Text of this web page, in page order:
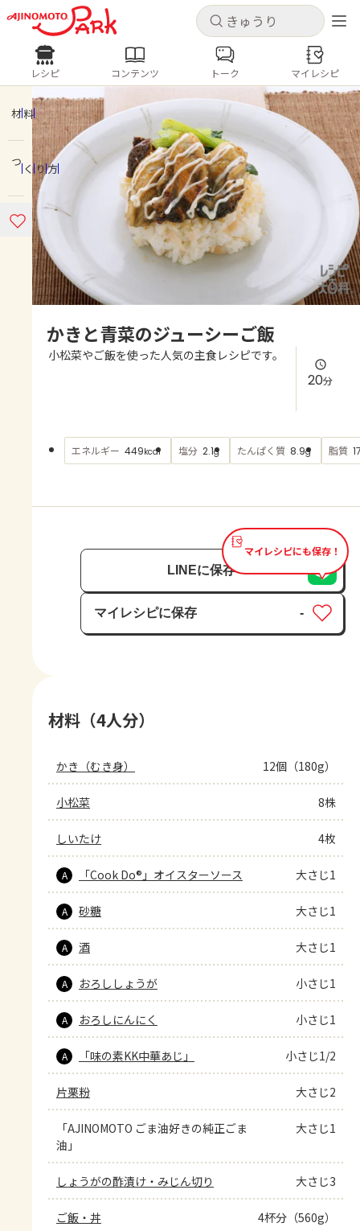
キャンセル
ログインするとレシピを保存できます
ログイン 新規登録
ホーム
コンテンツ
レシピ
よくあるお問い合わせ
AJINOMOTO PARK とは
キャンセル
レシピ コンテンツ
人気の食材・レシピ
きゅうり なす トマト
とうもろこし
ピーマン
みょうが ゴーヤ
レシピ コンテンツ トーク マイレシピ
材料
つくり方
かきと青菜のジューシーご飯
小松菜やご飯を使った人気の主食レシピです。
20分
エネルギー 449kcal 塩分 2.1g たんぱく質 8.9g 脂質
マイレシピにも保存！
LINEに保存
マイレシピに保存
保存済み
-
材料（4人分）
かき（むき身） 12個（180g）
小松菜 8株
しいたけ 4枚
A 「Cook Do®」オイスターソース 大さじ1
A 砂糖 大さじ1
A 酒 大さじ1
A おろししょうが 小さじ1
A おろしにんにく 小さじ1
A 「味の素KK中華あじ」 小さじ1/2
片栗粉 大さじ2
「AJINOMOTO ごま油好きの純正ごま
油」
大さじ1
しょうがの酢漬け・みじん切り 大さじ3
ご飯・丼 4杯分（560g）